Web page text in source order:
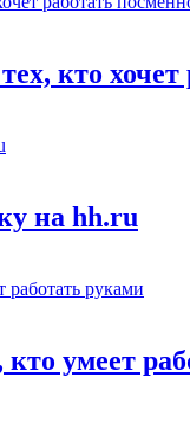
кто
на hh.ru
кто умеет